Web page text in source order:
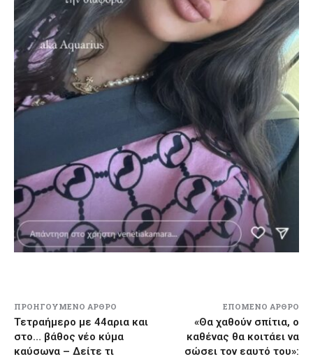
ΠΡΟΗΓΟΎΜΕΝΟ ΆΡΘΡΟ
Τετραήμερο με 44αρια και
στο… βάθος νέο κύμα
καύσωνα – Δείτε τι
ΕΠΌΜΕΝΟ ΆΡΘΡΟ
«Θα χαθούν σπίτια, ο
καθένας θα κοιτάει να
σώσει τον εαυτό του»: